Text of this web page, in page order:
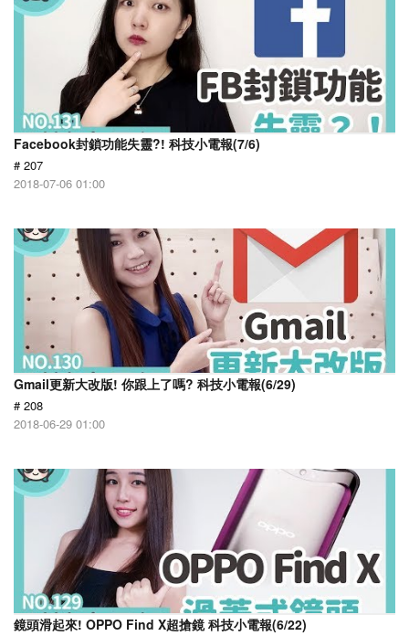
Facebook封鎖功能失靈?! 科技小電報(7/6)
# 207
2018-07-06 01:00
Gmail更新大改版! 你跟上了嗎? 科技小電報(6/29)
# 208
2018-06-29 01:00
鏡頭滑起來! OPPO Find X超搶鏡 科技小電報(6/22)